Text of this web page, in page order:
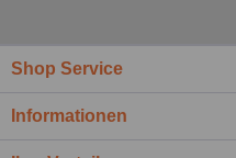
Nachricht senden
Shop Service
Informationen